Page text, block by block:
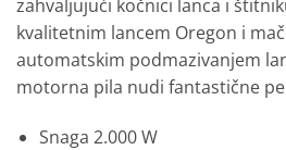
zahvaljujući kočnici lanca i
kvalitetnim lancem Oregon i
automatskim podmazivanjem
motorna pila nudi fantastične
Snaga 2.000 W